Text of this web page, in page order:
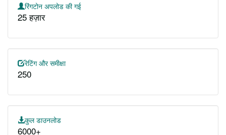
रिंगटोन अपलोड की गई
25 हज़ार
रेटिंग और समीक्षा
250
कुल डाउनलोड
6000+